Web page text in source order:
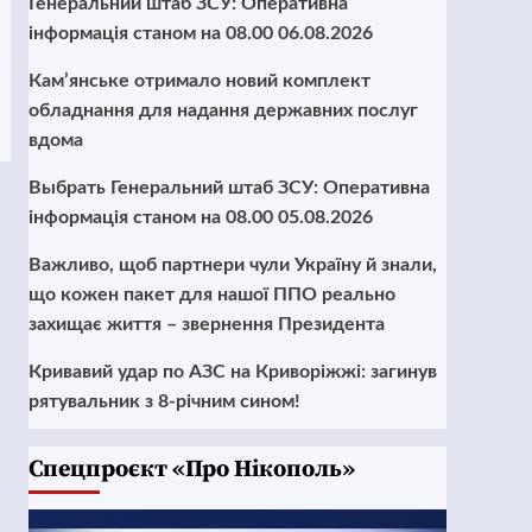
Генеральний штаб ЗСУ: Оперативна
інформація станом на 08.00 06.08.2026
Кам’янське отримало новий комплект
обладнання для надання державних послуг
вдома
Выбрать Генеральний штаб ЗСУ: Оперативна
інформація станом на 08.00 05.08.2026
Важливо, щоб партнери чули Україну й знали,
що кожен пакет для нашої ППО реально
захищає життя – звернення Президента
Кривавий удар по АЗС на Криворіжжі: загинув
рятувальник з 8-річним сином!
Cпецпроєкт «Про Нікополь»